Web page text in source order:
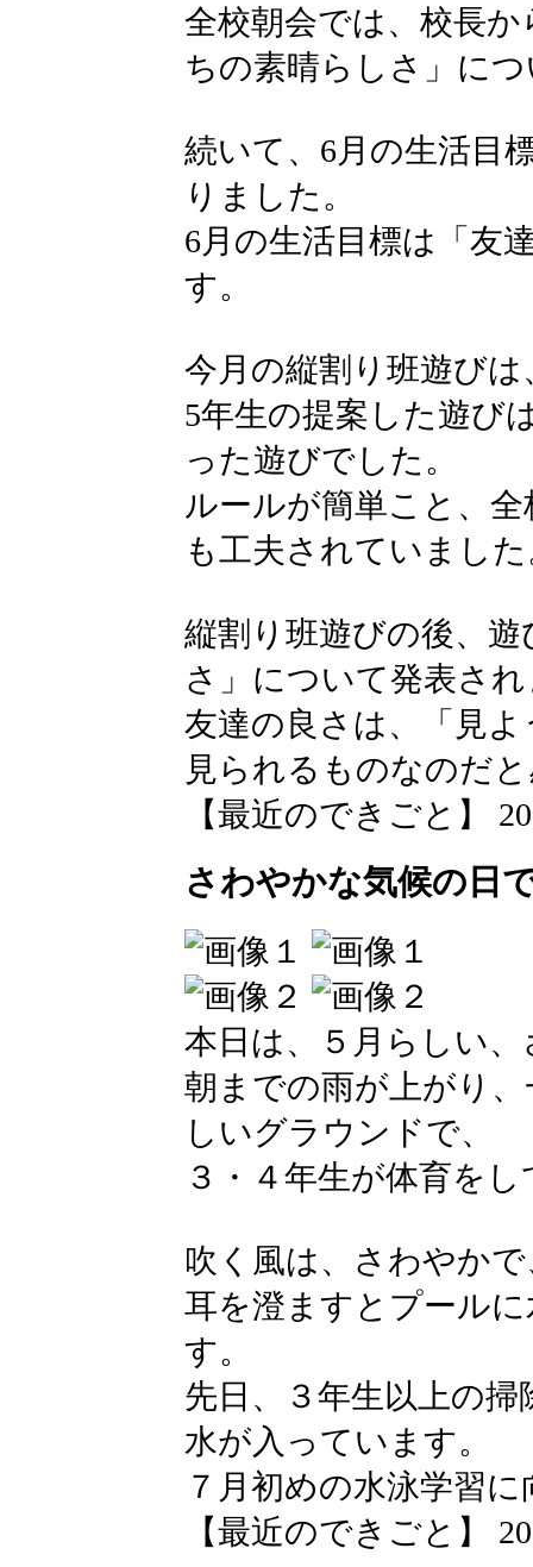
全校朝会では、校長
ちの素晴らしさ」に
続いて、6月の生活目
りました。
6月の生活目標は「友
す。
今月の縦割り班遊び
5年生の提案した遊び
った遊びでした。
ルールが簡単こと、
も工夫されていまし
縦割り班遊びの後、
さ」について発表さ
友達の良さは、「見
見られるものなのだ
【最近のできごと】
さわやかな気候の日
本日は、５月らしい
朝までの雨が上がり
しいグラウンドで、
３・４年生が体育を
吹く風は、さわやかで
耳を澄ますとプール
す。
先日、３年生以上の
水が入っています。
７月初めの水泳学習
【最近のできごと】